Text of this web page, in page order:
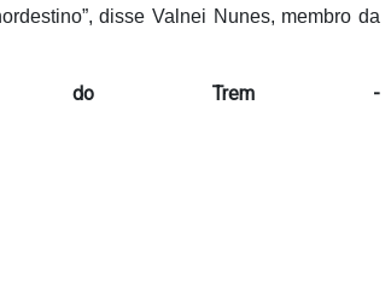
disse Valnei Nunes, membro da
do Trem -